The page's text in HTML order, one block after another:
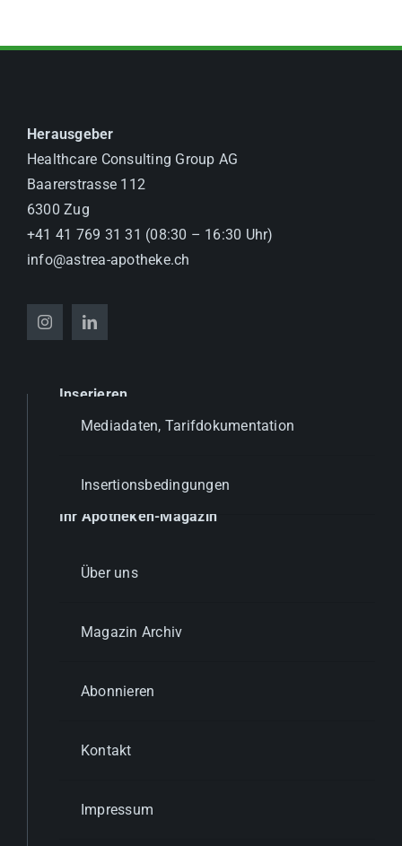
Herausgeber
Healthcare Consulting Group AG
Baarerstrasse 112
6300 Zug
+41 41 769 31 31 (08:30 – 16:30 Uhr)
info@astrea-apotheke.ch
Inserieren
Mediadaten, Tarifdokumentation
Insertionsbedingungen
Ihr Apotheken-Magazin
Über uns
Magazin Archiv
Abonnieren
Kontakt
Impressum